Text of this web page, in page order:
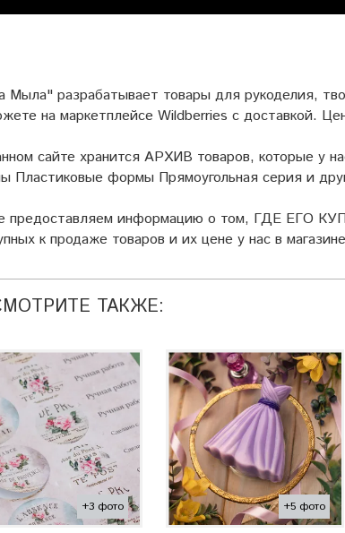
Мыла" разрабатывает товары для рукоделия,
на маркетплейсе Wildberries с доставкой.
сайте хранится АРХИВ товаров, которые у
Пластиковые формы Прямоугольная серия и
предоставляем информацию о том, ГДЕ ЕГО
к продаже товаров и их цене у нас в
ТАКЖЕ:
+3 фото +5 фото